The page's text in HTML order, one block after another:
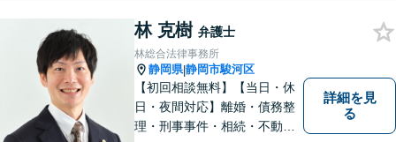
林 克樹 弁護士
林総合法律事務所
静岡県|静岡市駿河区
【初回相談無料】【当日・休
日・夜間対応】離婚・債務整
理・刑事事件・相続・不動産
詳細を見
る